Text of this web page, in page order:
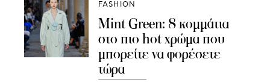
FASHION
Mint Green: 8 κομμάτια
στο πιο hot χρώμα που
μπορείτε να φορέσετε
τώρα